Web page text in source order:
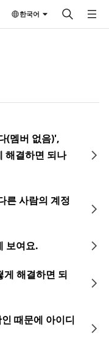
한국어
(멤버 없음)',
결하면 되나
른 사람의 계정
보여요.
게 해결하면 되
때문에 아이디